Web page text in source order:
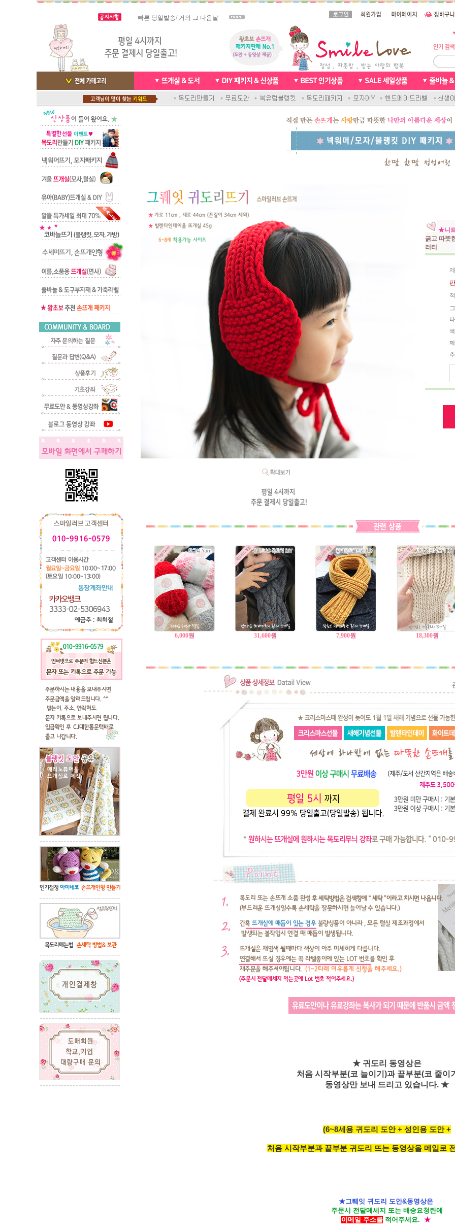
스마트폰으로 핸드폰 결제 ,카드
배송완료 /
★니
굵고 따뜻
러티
6,000원 31,600원 7,900원 18,300원
★ 귀도리 동영상은
처음 시작부분(코 늘이기)과 끝부분(코 줄이
동영상만 보내 드리고 있습니다. ★
(6~8세용 귀도리 도안 + 성인용 도안 +
처음 시작부분과 끝부분 귀도리 뜨는 동영상을 메일로
★그뤠잇 귀도리 도안&동영상은
주문시 전달메세지 또는 배송요청란에
이메일 주소를 적어주세요. ★